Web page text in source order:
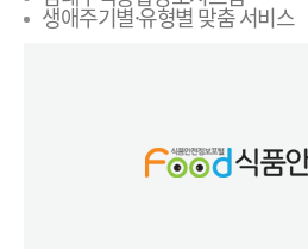
생애주기별·유형별 맞춤 서비스